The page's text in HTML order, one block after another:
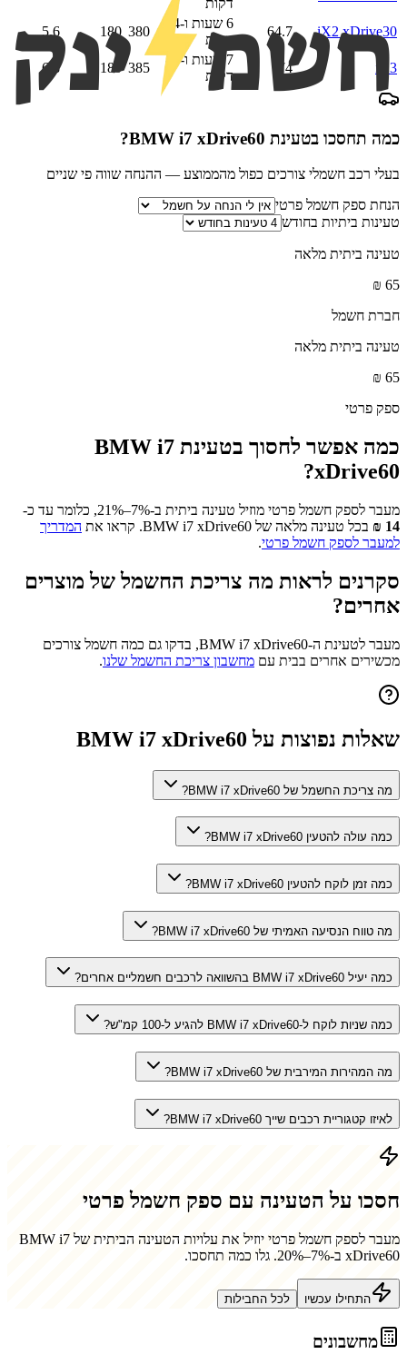
iX2 xDrive30
64.7
6 שעות ו-54
דקות
380
180
5.6
iX3
74
7 שעות ו-42
דקות
385
180
6.8
כמה תחסכו בטעינת BMW i7 xDrive60
?
בעלי רכב חשמלי צורכים כפול מהממוצע — ההנחה שווה פי שניים
הנחת ספק חשמל פרטי
טעינות ביתיות בחודש
טעינה ביתית מלאה
65
₪
חברת חשמל
טעינה ביתית מלאה
65
₪
ספק פרטי
כמה אפשר לחסוך בטעינת BMW i7
xDrive60
?
מעבר לספק חשמל פרטי מוזיל טעינה ביתית ב-7%–21%, כלומר עד כ-
14
₪ בכל טעינה מלאה של BMW i7 xDrive60. קראו את המדריך
למעבר לספק חשמל פרטי.
סקרנים לראות מה צריכת החשמל של מוצרים
אחרים?
מעבר לטעינת ה-BMW i7 xDrive60, בדקו גם כמה חשמל צורכים
מכשירים אחרים בבית עם מחשבון צריכת החשמל שלנו.
שאלות נפוצות על BMW i7 xDrive60
מה צריכת החשמל של BMW i7 xDrive60?
כמה עולה להטעין BMW i7 xDrive60?
כמה זמן לוקח להטעין BMW i7 xDrive60?
מה טווח הנסיעה האמיתי של BMW i7 xDrive60?
כמה יעיל BMW i7 xDrive60 בהשוואה לרכבים חשמליים אחרים?
כמה שניות לוקח ל-BMW i7 xDrive60 להגיע ל-100 קמ"ש?
מה המהירות המירבית של BMW i7 xDrive60?
לאיזו קטגוריית רכבים שייך BMW i7 xDrive60?
חסכו על הטעינה עם ספק חשמל פרטי
מעבר לספק חשמל פרטי יוזיל את עלויות הטעינה הביתית של BMW i7
xDrive60 ב-7%–20%. גלו כמה תחסכו.
התחילו עכשיו לכל החבילות
מחשבונים